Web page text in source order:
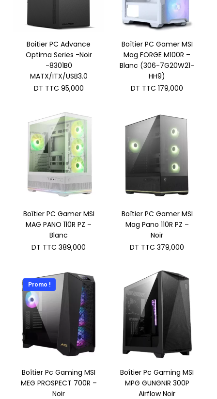
Boitier PC Advance
Optima Series -Noir
-8301B0
MATX/ITX/USB3.0
DT TTC 95,000
Boîtier PC Gamer MSI
Mag FORGE M100R –
Blanc (306-7G20W21-
HH9)
DT TTC 179,000
Boîtier PC Gamer MSI
MAG PANO 110R PZ –
Blanc
DT TTC 389,000
Boîtier PC Gamer MSI
Mag Pano 110R PZ –
Noir
DT TTC 379,000
Promo !
Boîtier Pc Gaming MSI
MEG PROSPECT 700R –
Noir
Boîtier Pc Gaming MSI
MPG GUNGNIR 300P
Airflow Noir